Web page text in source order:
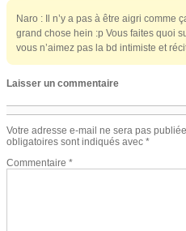
Naro : Il n’y a pas à être aigri comme
grand chose hein :p Vous faites quoi
vous n’aimez pas la bd intimiste et
Laisser un commentaire
Votre adresse e-mail ne sera pas publiée.
obligatoires sont indiqués avec *
Commentaire *